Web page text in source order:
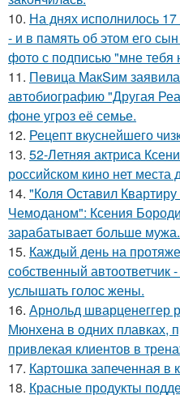
10. На днях исполнилось
- и в память об этом его
фото с подписью "мне тебя
11. Пeвица MакSим
автобиографию "Другая
фоне угроз её семье.
12. Рецепт вкуснейшего
13. 52-Летняя актриса
российском кино нет
14. "Коля Оставил
Чемоданом": Ксения
зарабатывает больше мужа.
15. Каждый день на
собственный автоответчик
услышать голос жены.
16. Арнольд шварценеггер
Мюнхена в одних плавках,
привлекая клиентов в
17. Картошка запеченная
18. Красные продукты